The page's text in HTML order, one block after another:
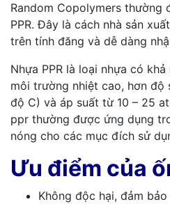
Random Copolymers thường
PPR. Đây là cách nhà sản
trên tính đăng và dễ dàng
Nhựa PPR là loại nhựa có
môi trường nhiệt cao, hơn độ
độ C) và áp suất từ 10 – 25
ppr thường được ứng dụng
nóng cho các mục đích sử
Ưu điểm của
Không độc hại, đảm